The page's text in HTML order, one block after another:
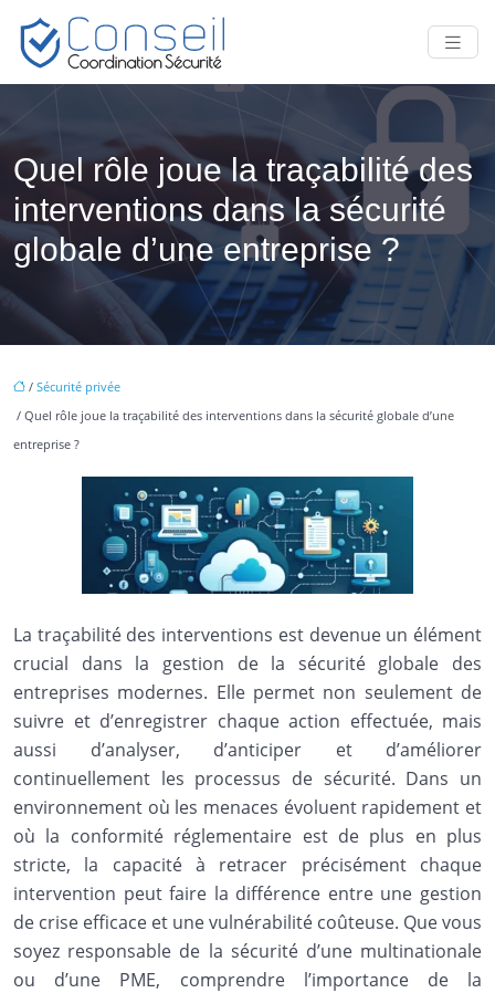
Quel rôle joue la traçabilité des
interventions dans la sécurité
globale d’une entreprise ?
/ Sécurité privée
/ Quel rôle joue la traçabilité des interventions dans la sécurité globale d’une
entreprise ?
La traçabilité des interventions est devenue un élément
crucial dans la gestion de la sécurité globale des
entreprises modernes. Elle permet non seulement de
suivre et d’enregistrer chaque action effectuée, mais
aussi d’analyser, d’anticiper et d’améliorer
continuellement les processus de sécurité. Dans un
environnement où les menaces évoluent rapidement et
où la conformité réglementaire est de plus en plus
stricte, la capacité à retracer précisément chaque
intervention peut faire la différence entre une gestion
de crise efficace et une vulnérabilité coûteuse. Que vous
soyez responsable de la sécurité d’une multinationale
ou d’une PME, comprendre l’importance de la